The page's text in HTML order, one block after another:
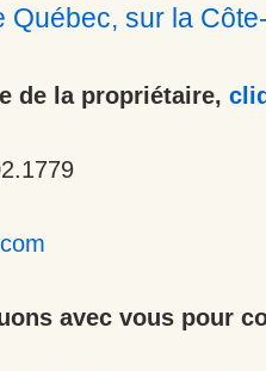
Québec, sur la
de la propriétaire,
avec vous pour